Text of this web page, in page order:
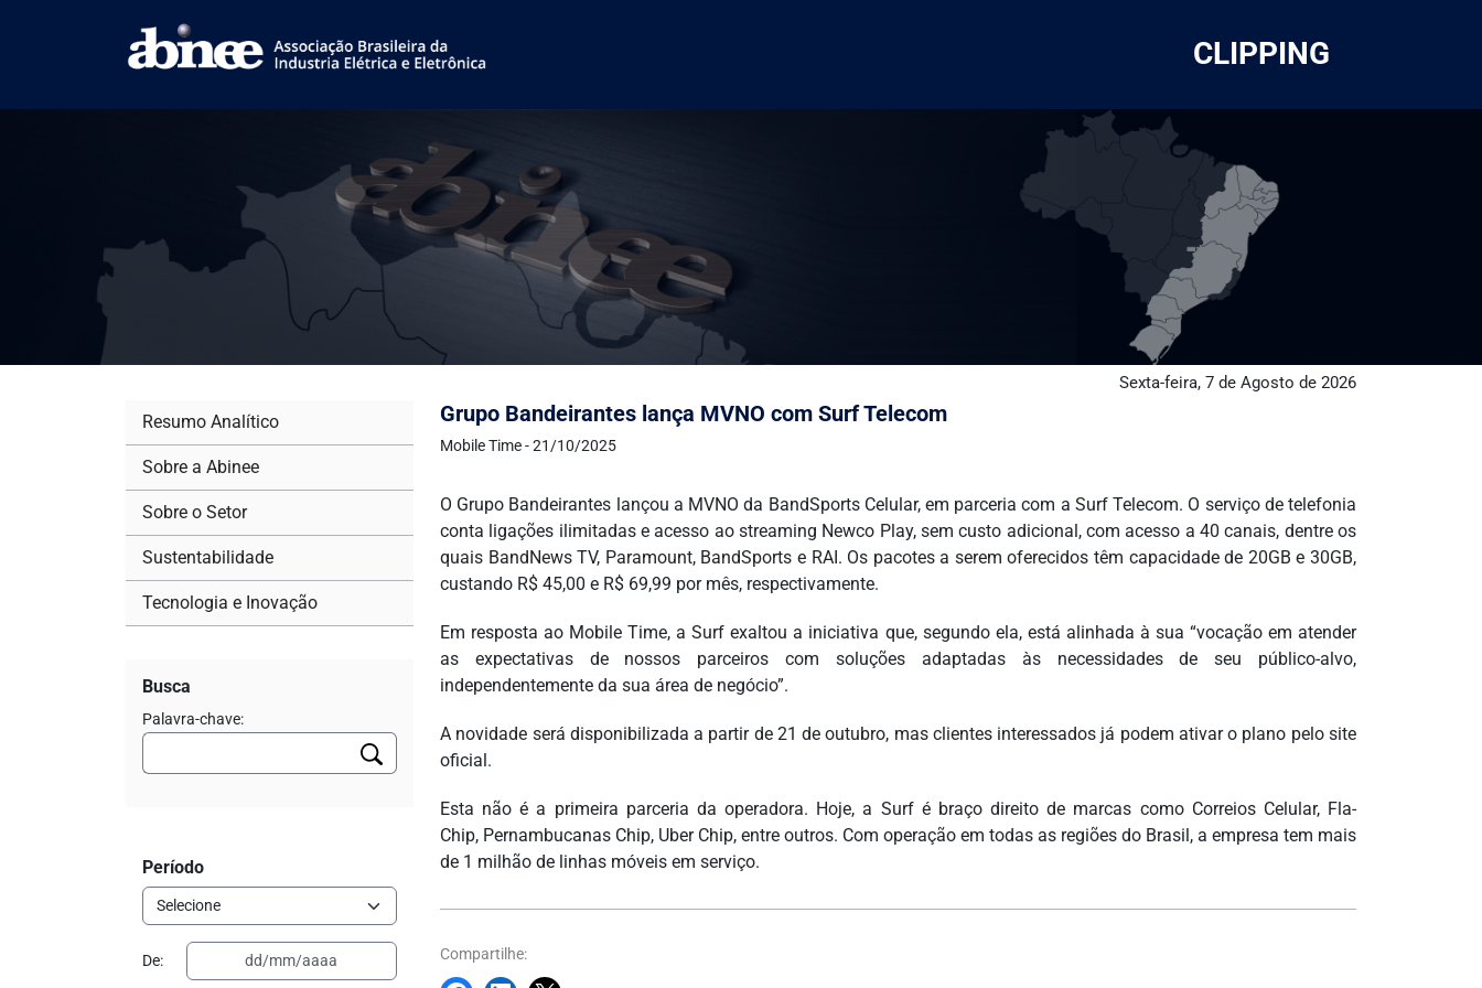
CLIPPING
Sexta-feira, 7 de Agosto de 2026
Grupo Bandeirantes lança MVNO com Surf Telecom
Mobile Time - 21/10/2025
O Grupo Bandeirantes lançou a MVNO da BandSports Celular, em parceria com a Surf Telecom. O serviço de telefonia
conta ligações ilimitadas e acesso ao streaming Newco Play, sem custo adicional, com acesso a 40 canais, dentre os
quais BandNews TV, Paramount, BandSports e RAI. Os pacotes a serem oferecidos têm capacidade de 20GB e 30GB,
custando R$ 45,00 e R$ 69,99 por mês, respectivamente.
Em resposta ao Mobile Time, a Surf exaltou a iniciativa que, segundo ela, está alinhada à sua “vocação em atender
as expectativas de nossos parceiros com soluções adaptadas às necessidades de seu público-alvo,
independentemente da sua área de negócio”.
A novidade será disponibilizada a partir de 21 de outubro, mas clientes interessados já podem ativar o plano pelo site
oficial.
Esta não é a primeira parceria da operadora. Hoje, a Surf é braço direito de marcas como Correios Celular, Fla-
Chip, Pernambucanas Chip, Uber Chip, entre outros. Com operação em todas as regiões do Brasil, a empresa tem mais
de 1 milhão de linhas móveis em serviço.
Compartilhe:
Resumo Analítico
Sobre a Abinee
Sobre o Setor
Sustentabilidade
Tecnologia e Inovação
Busca
Palavra-chave:
Período
De: